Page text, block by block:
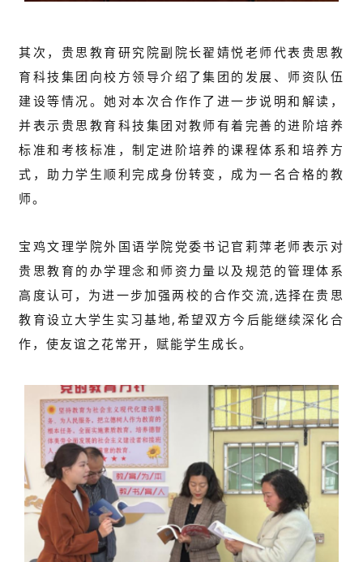
其次，贵思教育研究院副院长翟婧悦老师代表贵思教
育科技集团向校方领导介绍了集团的发展、师资队伍
建设等情况。她对本次合作作了进一步说明和解读，
并表示贵思教育科技集团对教师有着完善的进阶培养
标准和考核标准，制定进阶培养的课程体系和培养方
式，助力学生顺利完成身份转变，成为一名合格的教
师。
宝鸡文理学院外国语学院党委书记官莉萍老师表示对
贵思教育的办学理念和师资力量以及规范的管理体系
高度认可，为进一步加强两校的合作交流,选择在贵思
教育设立大学生实习基地,希望双方今后能继续深化合
作，使友谊之花常开，赋能学生成长。